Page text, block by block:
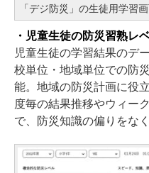
「デジ防災」の生徒用学習
・児童生徒の防災習熟レ
児童生徒の学習結果のデ
校単位・地域単位での防
能。地域の防災計画に役
度毎の結果推移やウィー
で、防災知識の偏りをなく